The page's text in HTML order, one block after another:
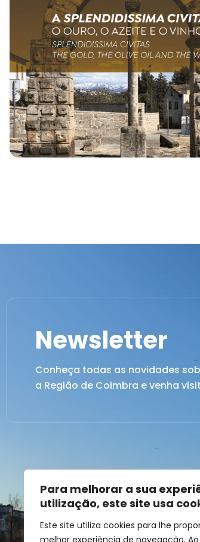
Para melhorar a sua
utilização, este site usa
Este site utiliza cookies para lhe
melhor experiência de navegação.
Newsletter
Conheça todas as novidades
a Região de Coimbra e venha